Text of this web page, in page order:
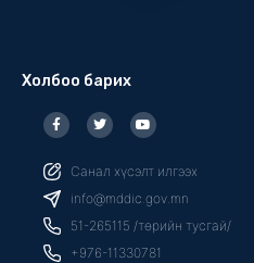
Холбоо барих
F
a
c
b
o
o
k
f
T
w
i
t
r
Y
o
u
u
e
Санал хүсэлт илгээх
info@mddic.gov.mn
51-265115 /төрийн тусгай/
+976-11330781